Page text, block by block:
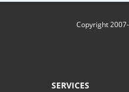
Copyright
SERVICES